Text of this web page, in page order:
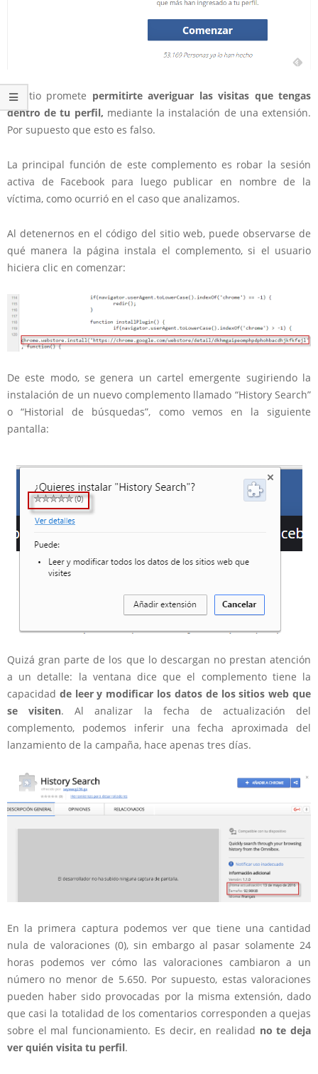
El sitio promete permitirte averiguar las visitas que tengas
dentro de tu perfil, mediante la instalación de una extensión.
Por supuesto que esto es falso.
La principal función de este complemento es robar la sesión
activa de Facebook para luego publicar en nombre de la
víctima, como ocurrió en el caso que analizamos.
Al detenernos en el código del sitio web, puede observarse de
qué manera la página instala el complemento, si el usuario
hiciera clic en comenzar:
De este modo, se genera un cartel emergente sugiriendo la
instalación de un nuevo complemento llamado “History Search”
o “Historial de búsquedas”, como vemos en la siguiente
pantalla:
Quizá gran parte de los que lo descargan no prestan atención
a un detalle: la ventana dice que el complemento tiene la
capacidad de leer y modificar los datos de los sitios web que
se visiten. Al analizar la fecha de actualización del
complemento, podemos inferir una fecha aproximada del
lanzamiento de la campaña, hace apenas tres días.
En la primera captura podemos ver que tiene una cantidad
nula de valoraciones (0), sin embargo al pasar solamente 24
horas podemos ver cómo las valoraciones cambiaron a un
número no menor de 5.650. Por supuesto, estas valoraciones
pueden haber sido provocadas por la misma extensión, dado
que casi la totalidad de los comentarios corresponden a quejas
sobre el mal funcionamiento. Es decir, en realidad no te deja
ver quién visita tu perfil.